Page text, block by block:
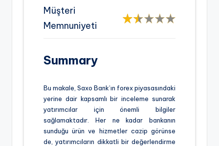
Müşteri
Memnuniyeti
Summary
Bu makale, Saxo Bank’ın forex piyasasındaki
yerine dair kapsamlı bir inceleme sunarak
yatırımcılar için önemli bilgiler
sağlamaktadır. Her ne kadar bankanın
sunduğu ürün ve hizmetler cazip görünse
de, yatırımcıların dikkatli bir değerlendirme